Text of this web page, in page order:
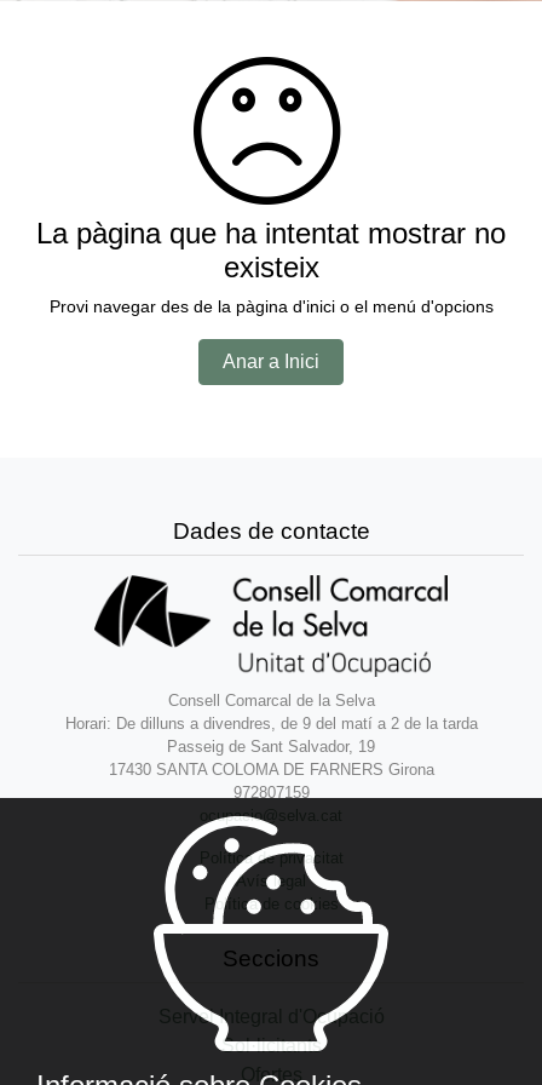
La pàgina que ha intentat mostrar no
existeix
Provi navegar des de la pàgina d'inici o el menú d'opcions
Anar a Inici
Dades de contacte
Consell Comarcal de la Selva
Horari: De dilluns a divendres, de 9 del matí a 2 de la tarda
Passeig de Sant Salvador, 19
17430 SANTA COLOMA DE FARNERS Girona
972807159
ocupacio@selva.cat
Política de privacitat
Avís legal
Política de cookies
Seccions
Servei Integral d'Ocupació
Sol·licitants
Ofertes